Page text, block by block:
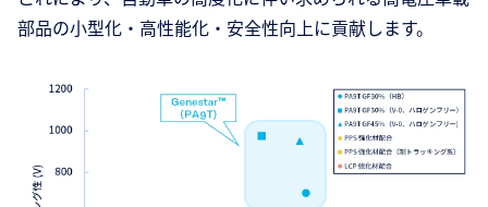
部品の小型化・高性能化・安全性向上に貢献します。